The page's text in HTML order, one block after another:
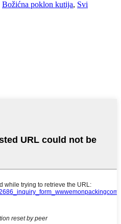
Božićna poklon kutija, Svi